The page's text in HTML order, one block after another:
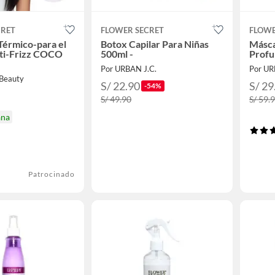
para el
Frizz COCO
Patrocinado
FLOWER SECRET
Botox Capilar Para Niñas
500ml -
Por URBAN J.C.
S/ 22.90 -54%
S/ 49.90
Por
S/
S/